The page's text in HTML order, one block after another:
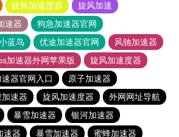
旋风加速度器
旋风加速
速器
狗急加速器官网
蓝鸟 优途加速器官网
风驰加速器
加速器外网苹果版
旋风加速度器
器官网入口
原子加速器
速器 旋风加速度器
外网网址导航
暴雪加速器
银河加速器
速器 暴雪加速器 蜜蜂加速器